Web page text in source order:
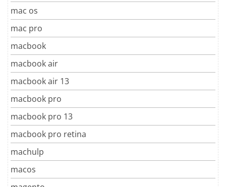
mac os
mac pro
macbook
macbook air
macbook air 13
macbook pro
macbook pro 13
macbook pro retina
machulp
macos